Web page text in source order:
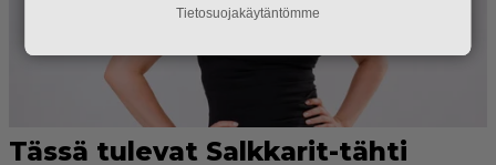
Tietosuojakäytäntömme